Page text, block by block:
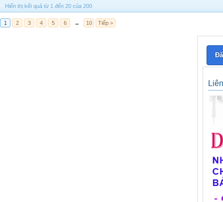
Hiển thị kết quả từ 1 đến 20 của 200
1 2 3 4 5 6 → 10 Tiếp >